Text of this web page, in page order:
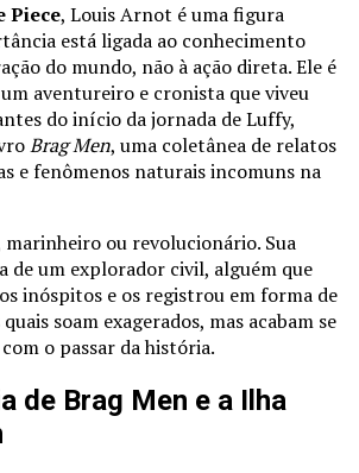
Piece, Louis Arnot é uma figura
está ligada ao conhecimento
do mundo, não à ação direta. Ele é
aventureiro e cronista que viveu
do início da jornada de Luffy,
Brag Men, uma coletânea de relatos
e fenômenos naturais incomuns na
ou revolucionário. Sua
de um explorador civil, alguém que
inóspitos e os registrou em forma de
soam exagerados, mas acabam se
o passar da história.
de Brag Men e a Ilha